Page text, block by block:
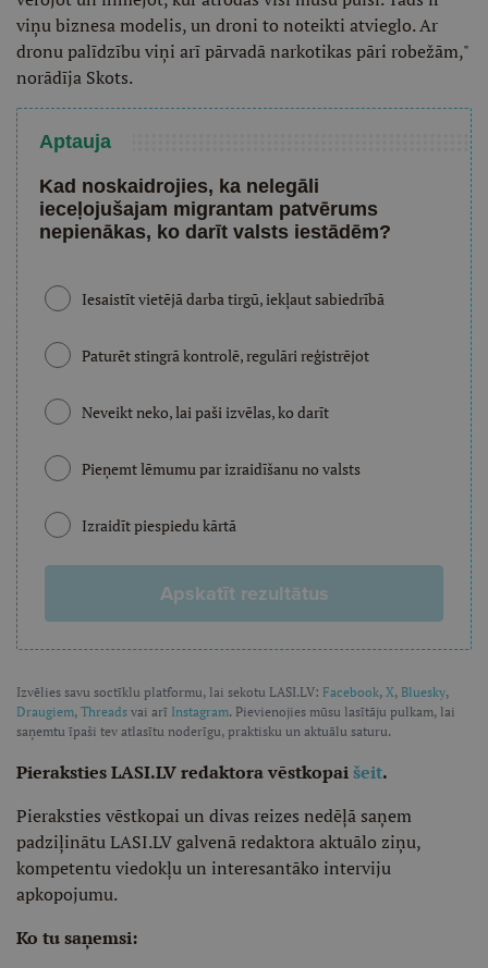
viņu biznesa modelis, un droni to noteikti atvieglo. Ar
dronu palīdzību viņi arī pārvadā narkotikas pāri robežām,"
norādīja Skots.
Aptauja
Kad noskaidrojies, ka nelegāli
ieceļojušajam migrantam patvērums
nepienākas, ko darīt valsts iestādēm?
Iesaistīt vietējā darba tirgū, iekļaut sabiedrībā
Paturēt stingrā kontrolē, regulāri reģistrējot
Neveikt neko, lai paši izvēlas, ko darīt
Pieņemt lēmumu par izraidīšanu no valsts
Izraidīt piespiedu kārtā
Apskatīt rezultātus
Izvēlies savu soctīklu platformu, lai sekotu LASI.LV: Facebook, X, Bluesky,
Draugiem, Threads vai arī Instagram. Pievienojies mūsu lasītāju pulkam, lai
saņemtu īpaši tev atlasītu noderīgu, praktisku un aktuālu saturu.
Pieraksties LASI.LV redaktora vēstkopaišeit.
Pieraksties vēstkopai un divas reizes nedēļā saņem
padziļinātu LASI.LV galvenā redaktora aktuālo ziņu,
kompetentu viedokļu un interesantāko interviju
apkopojumu.
Ko tu saņemsi: